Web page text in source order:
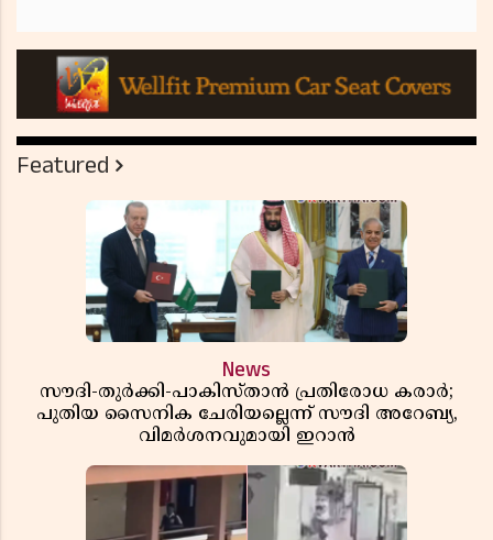
Featured
News
സൗദി-തുർക്കി-പാകിസ്താൻ പ്രതിരോധ കരാർ;
പുതിയ സൈനിക ചേരിയല്ലെന്ന് സൗദി അറേബ്യ,
വിമർശനവുമായി ഇറാൻ